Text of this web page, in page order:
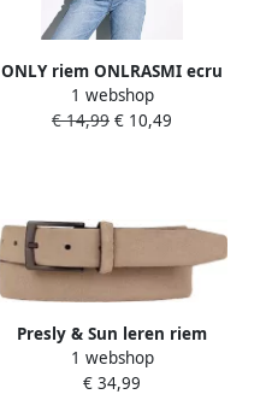
ONLY riem ONLRASMI ecru
1 webshop
€ 14,99 € 10,49
Presly & Sun leren riem
beige
1 webshop
€ 34,99